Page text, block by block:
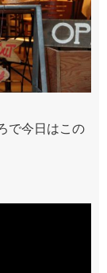
で今日はこの